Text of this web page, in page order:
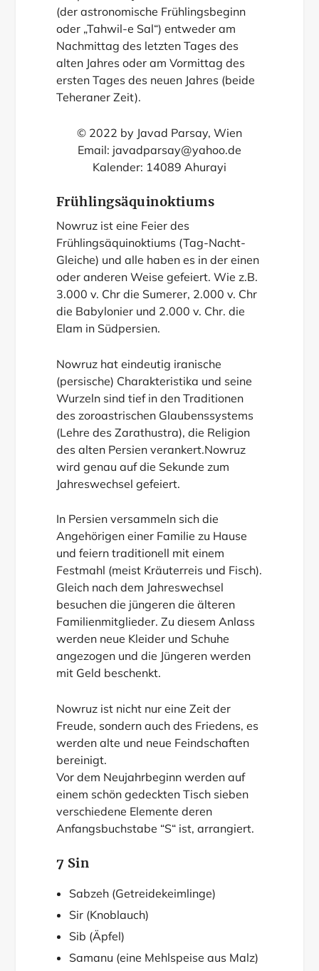
(der astronomische Frühlingsbeginn
oder „Tahwil-e Sal“) entweder am
Nachmittag des letzten Tages des
alten Jahres oder am Vormittag des
ersten Tages des neuen Jahres (beide
Teheraner Zeit).
© 2022 by Javad Parsay, Wien
Email: javadparsay@yahoo.de
Kalender: 14089 Ahurayi
Frühlingsäquinoktiums
Nowruz ist eine Feier des
Frühlingsäquinoktiums (Tag-Nacht-
Gleiche) und alle haben es in der einen
oder anderen Weise gefeiert. Wie z.B.
3.000 v. Chr die Sumerer, 2.000 v. Chr
die Babylonier und 2.000 v. Chr. die
Elam in Südpersien.
Nowruz hat eindeutig iranische
(persische) Charakteristika und seine
Wurzeln sind tief in den Traditionen
des zoroastrischen Glaubenssystems
(Lehre des Zarathustra), die Religion
des alten Persien verankert.Nowruz
wird genau auf die Sekunde zum
Jahreswechsel gefeiert.
In Persien versammeln sich die
Angehörigen einer Familie zu Hause
und feiern traditionell mit einem
Festmahl (meist Kräuterreis und Fisch).
Gleich nach dem Jahreswechsel
besuchen die jüngeren die älteren
Familienmitglieder. Zu diesem Anlass
werden neue Kleider und Schuhe
angezogen und die Jüngeren werden
mit Geld beschenkt.
Nowruz ist nicht nur eine Zeit der
Freude, sondern auch des Friedens, es
werden alte und neue Feindschaften
bereinigt.
Vor dem Neujahrbeginn werden auf
einem schön gedeckten Tisch sieben
verschiedene Elemente deren
Anfangsbuchstabe “S“ ist, arrangiert.
7 Sin
Sabzeh (Getreidekeimlinge)
Sir (Knoblauch)
Sib (Äpfel)
Samanu (eine Mehlspeise aus Malz)